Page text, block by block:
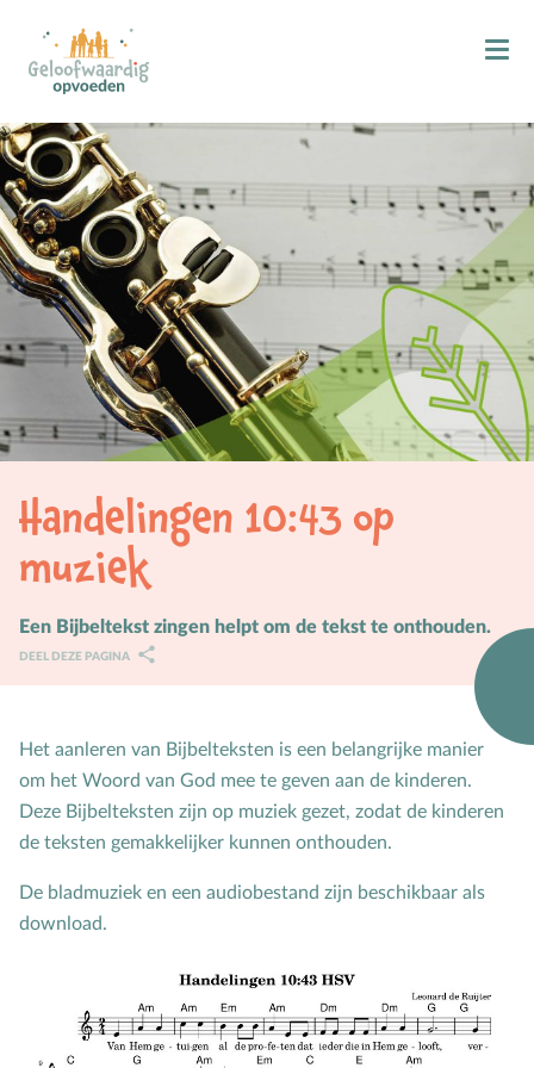
Kind & Geloof
Bidden
Zingen
Kind in de kerk
Doop
Gezinsmomenten
Hemelvaart & Pinksteren
Kind & Ontwikkeling
Ontwikkelingsfasen
Karaktervorming
Verschillend begaafd
Kind & Ouder
Speciaal voor moeders
Rouw en verdriet
Handelingen 10:43 op
muziek
Een Bijbeltekst zingen helpt om de tekst te onthouden.
DEEL DEZE PAGINA
Het aanleren van Bijbelteksten is een belangrijke manier
om het Woord van God mee te geven aan de kinderen.
Deze Bijbelteksten zijn op muziek gezet, zodat de kinderen
de teksten gemakkelijker kunnen onthouden.
De bladmuziek en een audiobestand zijn beschikbaar als
download.